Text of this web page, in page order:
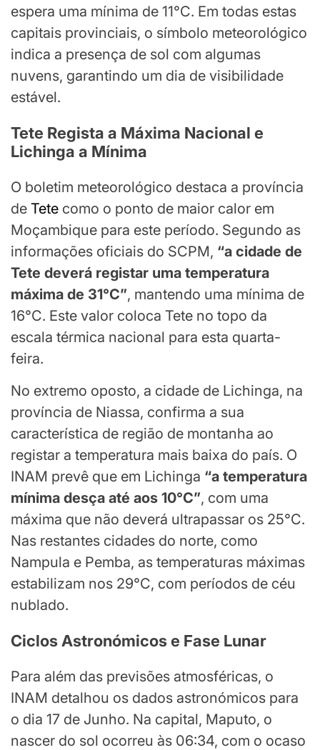
espera uma mínima de 11°C. Em todas estas
capitais provinciais, o símbolo meteorológico
indica a presença de sol com algumas
nuvens, garantindo um dia de visibilidade
estável.
Tete Regista a Máxima Nacional e
Lichinga a Mínima
O boletim meteorológico destaca a província
de Tete como o ponto de maior calor em
Moçambique para este período. Segundo as
informações oficiais do SCPM, “a cidade de
Tete deverá registar uma temperatura
máxima de 31°C”, mantendo uma mínima de
16°C. Este valor coloca Tete no topo da
escala térmica nacional para esta quarta-
feira.
No extremo oposto, a cidade de Lichinga, na
província de Niassa, confirma a sua
característica de região de montanha ao
registar a temperatura mais baixa do país. O
INAM prevê que em Lichinga “a temperatura
mínima desça até aos 10°C”, com uma
máxima que não deverá ultrapassar os 25°C.
Nas restantes cidades do norte, como
Nampula e Pemba, as temperaturas máximas
estabilizam nos 29°C, com períodos de céu
nublado.
Ciclos Astronómicos e Fase Lunar
Para além das previsões atmosféricas, o
INAM detalhou os dados astronómicos para
o dia 17 de Junho. Na capital, Maputo, o
nascer do sol ocorreu às 06:34, com o ocaso